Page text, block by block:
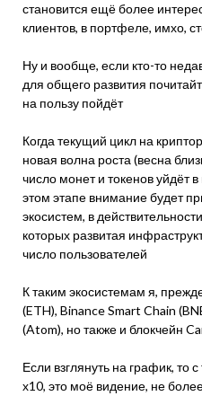
становится ещё более
клиентов, в портфеле, имхо,
Ну и вообще, если кто-то
для общего развития
на пользу пойдёт
Когда текущий цикл на
новая волна роста (весна
число монет и токенов уйдёт
этом этапе внимание будет
экосистем, в
которых развитая
число пользователей
К таким экосистемам я,
(ETH), Binance Smart Chain
(Atom), но также и блокчейн
Если взглянуть на график, то
х10, это моё видение, не